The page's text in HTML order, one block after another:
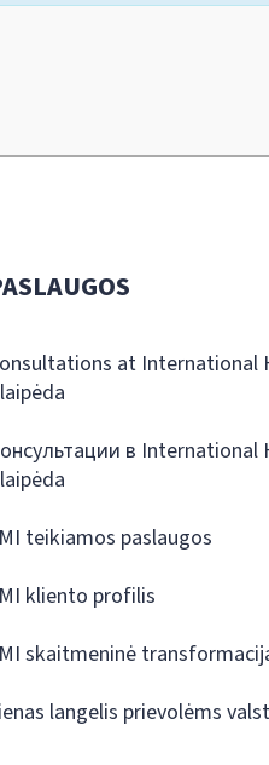
at International
в International
teikiamos paslaugos
kliento profilis
skaitmeninė
langelis prievolėms